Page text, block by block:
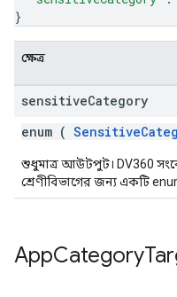
}
ক্ষেত্র
sensitiveCategory
enum (
শুধুমাত্র আউটপুট। DV360
শ্রেণীবিভাগের জন্য একটি
AppCategory